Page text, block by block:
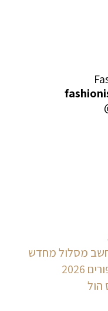
מסלול מחדש
הול